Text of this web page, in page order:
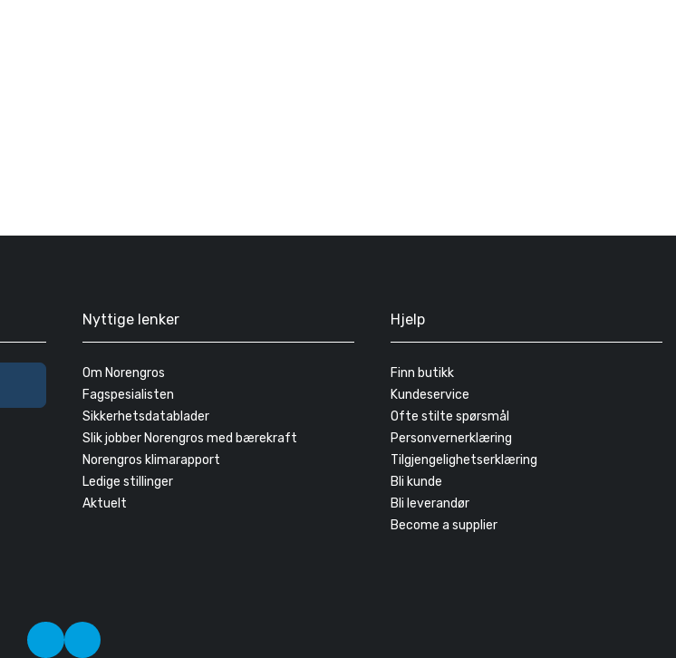
Nyttige lenker
Om Norengros
Fagspesialisten
Sikkerhetsdatablader
Slik jobber Norengros med bærekraft
Norengros klimarapport
Ledige stillinger
Aktuelt
Hjelp
Finn butikk
Kundeservice
Ofte stilte spørsmål
Personvernerklæring
Tilgjengelighetserklæring
Bli kunde
Bli leverandør
Become a supplier